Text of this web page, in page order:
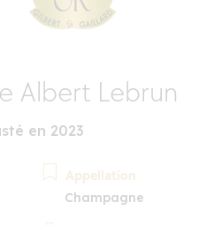
Albert Lebrun
en 2023
Appellation
Champagne